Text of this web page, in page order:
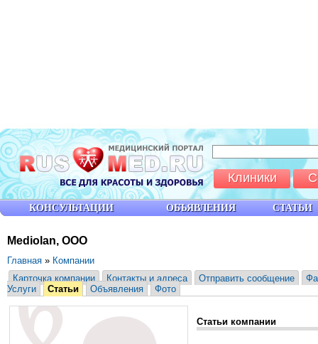
Mediolan, ООО
Главная » Компании
Карточка компании
Контакты и адреса Отправить сообщение
Услуги
Статьи Объявления Фото
Статьи компании
КОНСУЛЬТАЦИИ ОБЪЯВЛЕНИЯ СТАТЬИ
Клиники